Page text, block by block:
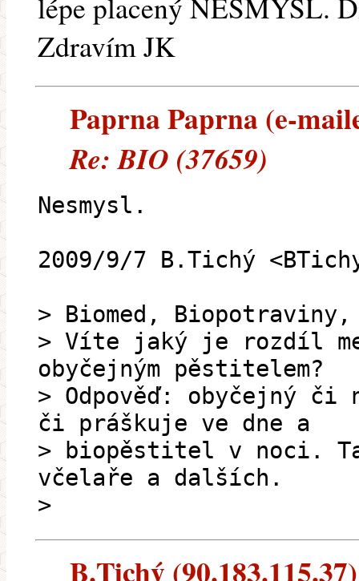
Zdravím JK
Paprna Paprna (e-
Re: BIO (37659)
Nesmysl.
2009/9/7 B.Tichý
> Biomed, Biopotraviny,
> Víte jaký je rozdíl
obyčejným pěstitelem?
> Odpověď: obyčejný či
či práškuje ve dne a
> biopěstitel v noci.
včelaře a dalších.
>
B.Tichý